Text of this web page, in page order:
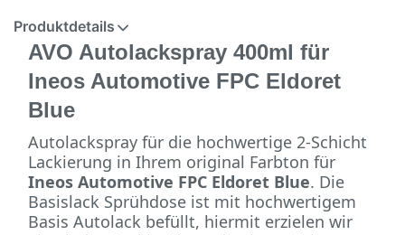
Produktdetails
AVO Autolackspray 400ml für
Ineos Automotive FPC Eldoret
Blue
Autolackspray für die hochwertige 2-Schicht
Lackierung in Ihrem original Farbton für
Ineos Automotive FPC Eldoret Blue. Die
Basislack Sprühdose ist mit hochwertigem
Basis Autolack befüllt, hiermit erzielen wir